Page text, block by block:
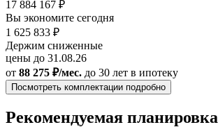
17 884 167 ₽
Вы экономите сегодня
1 625 833 ₽
Держим сниженные
цены до 31.08.26
от 88 275 ₽/мес. до 30 лет в ипотеку
Посмотреть комплектации подробно
Рекомендуемая планировка